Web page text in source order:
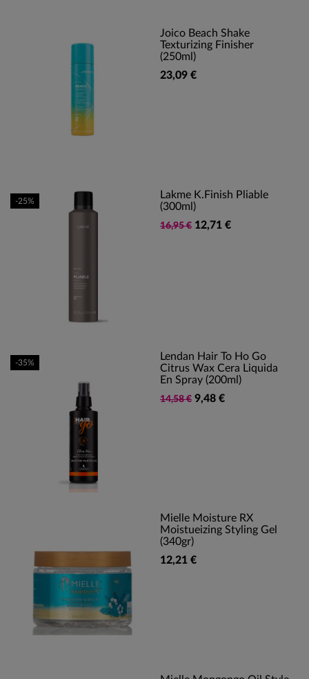
Joico Beach Shake
Texturizing Finisher
(250ml)
23,09 €
Lakme K.Finish Pliable
(300ml)
16,95 € 12,71 €
-25%
Lendan Hair To Ho Go
Citrus Wax Cera Liquida
En Spray (200ml)
14,58 € 9,48 €
-35%
Mielle Moisture RX
Moistueizing Styling Gel
(340gr)
12,21 €